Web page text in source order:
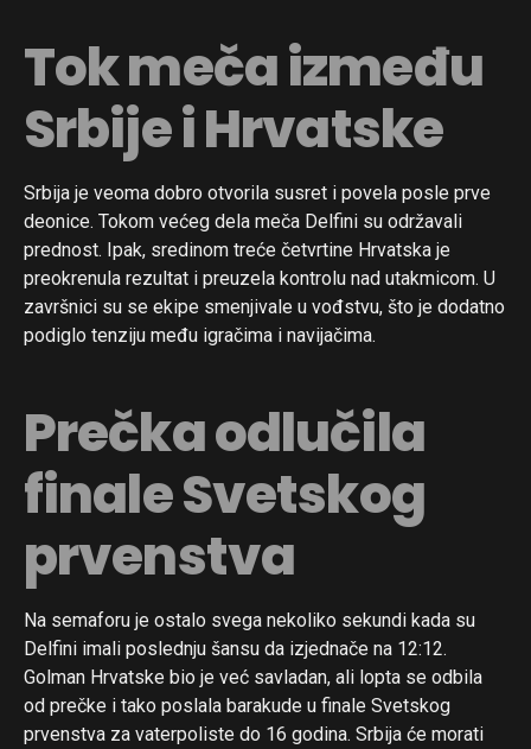
Tok meča između
Srbije i Hrvatske
Srbija je veoma dobro otvorila susret i povela posle prve
deonice. Tokom većeg dela meča Delfini su održavali
prednost. Ipak, sredinom treće četvrtine Hrvatska je
preokrenula rezultat i preuzela kontrolu nad utakmicom. U
završnici su se ekipe smenjivale u vođstvu, što je dodatno
podiglo tenziju među igračima i navijačima.
Prečka odlučila
finale Svetskog
prvenstva
Na semaforu je ostalo svega nekoliko sekundi kada su
Delfini imali poslednju šansu da izjednače na 12:12.
Golman Hrvatske bio je već savladan, ali lopta se odbila
od prečke i tako poslala barakude u finale Svetskog
prvenstva za vaterpoliste do 16 godina. Srbija će morati